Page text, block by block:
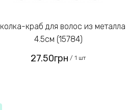
4.5см (15784)
27.50грн / 1 шт